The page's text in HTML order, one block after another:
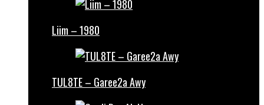
Liim – 1980
TUL8TE – Garee2a Awy